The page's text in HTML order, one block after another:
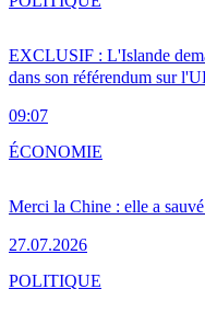
EXCLUSIF : L'Islande
dans son référendum sur
09:07
Merci la Chine : elle a
27.07.2026
ÉCONOMIE
POLITIQUE